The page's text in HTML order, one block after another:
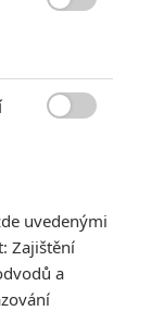
střelnice v
filmů jsou scény na
uvedenými
Zajištění
a